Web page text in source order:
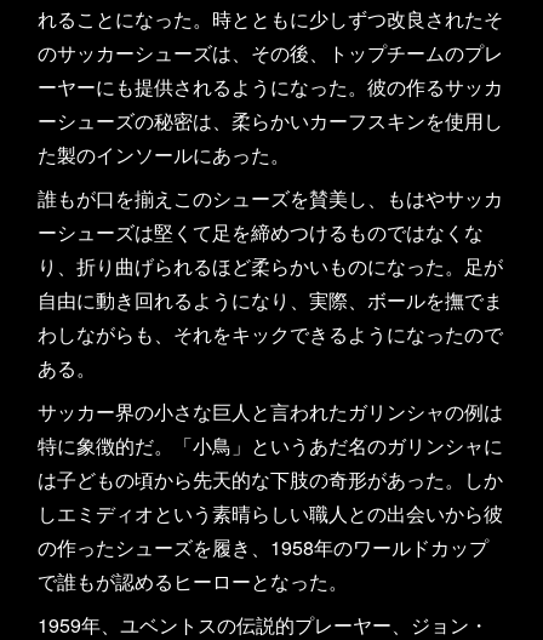
れることになった。時とともに少しずつ改良されたそ
のサッカーシューズは、その後、トップチームのプレ
ーヤーにも提供されるようになった。彼の作るサッカ
ーシューズの秘密は、柔らかいカーフスキンを使用し
た製のインソールにあった。
誰もが口を揃えこのシューズを賛美し、もはやサッカ
ーシューズは堅くて足を締めつけるものではなくな
り、折り曲げられるほど柔らかいものになった。足が
自由に動き回れるようになり、実際、ボールを撫でま
わしながらも、それをキックできるようになったので
ある。
サッカー界の小さな巨人と言われたガリンシャの例は
特に象徴的だ。「小鳥」というあだ名のガリンシャに
は子どもの頃から先天的な下肢の奇形があった。しか
しエミディオという素晴らしい職人との出会いから彼
の作ったシューズを履き、1958年のワールドカップ
で誰もが認めるヒーローとなった。
1959年、ユベントスの伝説的プレーヤー、ジョン・